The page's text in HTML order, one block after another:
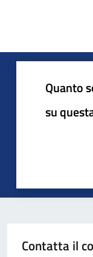
Quanto
su
Contatta il